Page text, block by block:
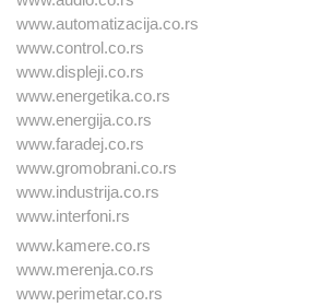
www.automatizacija.co.rs
www.control.co.rs
www.displeji.co.rs
www.energetika.co.rs
www.energija.co.rs
www.faradej.co.rs
www.gromobrani.co.rs
www.industrija.co.rs
www.interfoni.rs
www.kamere.co.rs
www.merenja.co.rs
www.perimetar.co.rs